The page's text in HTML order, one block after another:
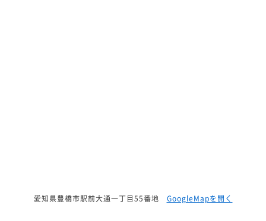
愛知県豊橋市駅前大通一丁目55番地 GoogleMapを開く